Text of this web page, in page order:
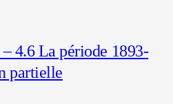
4.6 La période 1893-
partielle